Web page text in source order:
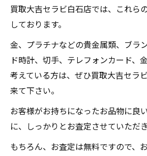
買取大吉セラビ白石店では、これら
しております。
金、プラチナなどの貴金属類、ブラ
ド時計、切手、テレフォンカード、
考えている方は、ぜひ買取大吉セラ
来て下さい。
お客様がお持ちになったお品物に良
に、しっかりとお査定させていただき
もちろん、お査定は無料ですので、